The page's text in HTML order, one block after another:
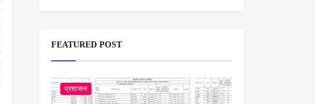
FEATURED POST
प्रशासन